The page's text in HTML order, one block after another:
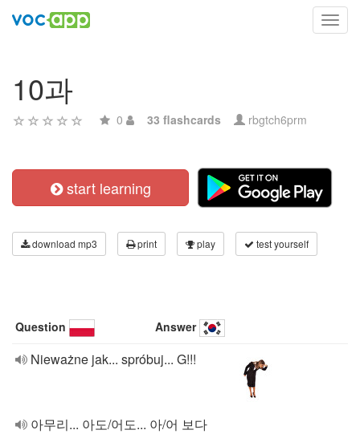
10과
0 33 flashcards rbgtch6prm
start learning
download mp3 print play test yourself
Question Answer
Nieważne jak... spróbuj... G!!!
아무리... 아도/어도... 아/어 보다